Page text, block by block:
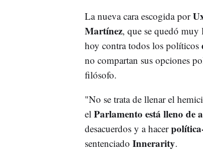
La nueva cara escogida por
Martínez, que se quedó muy
hoy contra todos los políticos
no compartan sus opciones
filósofo.
"No se trata de llenar el
el Parlamento está lleno de
desacuerdos y a hacer
sentenciado Innerarity.